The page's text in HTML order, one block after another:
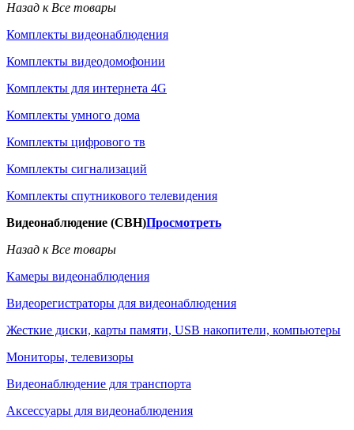
Назад к Все товары
Комплекты видеонаблюдения
Комплекты видеодомофонии
Комплекты для интернета 4G
Комплекты умного дома
Комплекты цифрового тв
Комплекты сигнализаций
Комплекты спутникового телевидения
Видеонаблюдение (СВН)Просмотреть
Назад к Все товары
Камеры видеонаблюдения
Видеорегистраторы для видеонаблюдения
Жесткие диски, карты памяти, USB накопители, компьютеры
Мониторы, телевизоры
Видеонаблюдение для транспорта
Аксессуары для видеонаблюдения